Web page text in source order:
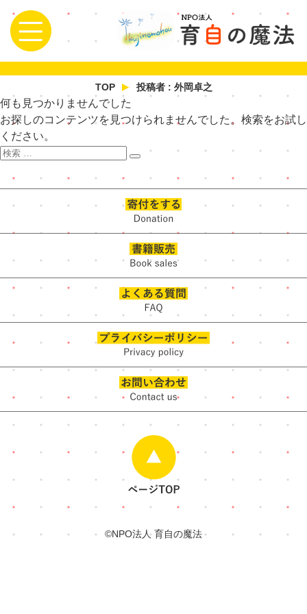
TOP 投稿者 : 外岡卓之
何も見つかりませんでした
お探しのコンテンツを見つけられませんでした。検索をお試し
ください。
検
©NPO法人 育自の魔法